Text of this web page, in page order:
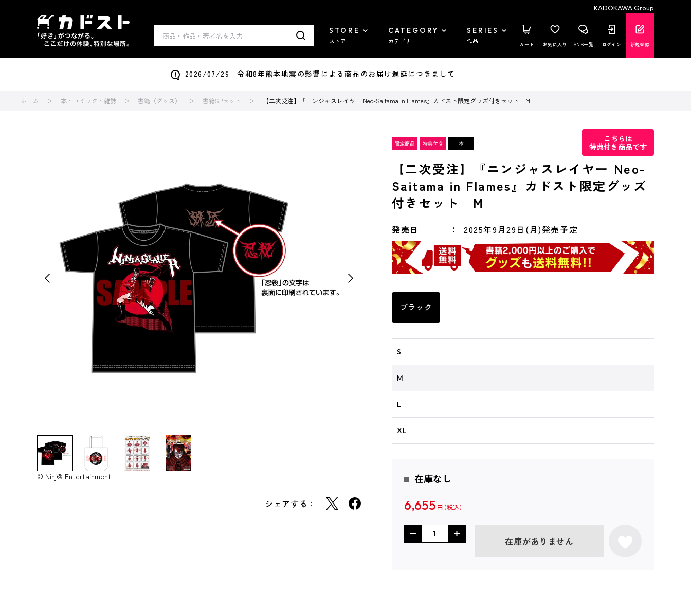
KADOKAWA Group
STORE
ストア
CATEGORY
カテゴリ
SERIES
作品 カート お気に入り SNS一覧 ログイン 新規登録
2026/07/29 令和8年熊本地震の影響による商品のお届け遅延につきまして
ホーム 本・コミック・雑誌 書籍（グッズ） 書籍SPセット 【二次受注】『ニンジャスレイヤー Neo-Saitama in Flames』カドスト限定グッズ付きセット M
© Ninj@ Entertainment
シェアする：
こちらは
特典付き商品です
【二次受注】『ニンジャスレイヤー Neo-
Saitama in Flames』カドスト限定グッズ
付きセット M
発売日 2025年9月29日(月)発売予定
ブラック
S
M
L
XL
在庫なし
6,655 円
在庫がありません